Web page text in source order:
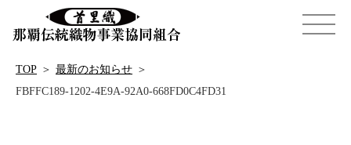
TOP ＞ 最新のお知らせ ＞
FBFFC189-1202-4E9A-92A0-668FD0C4FD31